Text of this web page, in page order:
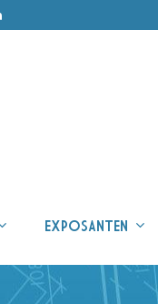
EXPOSANTEN